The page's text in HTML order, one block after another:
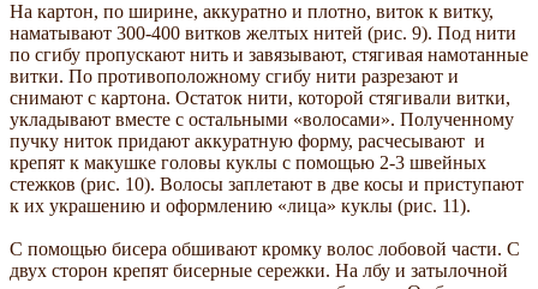
На картон, по ширине, аккуратно и плотно, виток к витку,
наматывают 300-400 витков желтых нитей (рис. 9). Под нити
по сгибу пропускают нить и завязывают, стягивая намотанные
витки. По противоположному сгибу нити разрезают и
снимают с картона. Остаток нити, которой стягивали витки,
укладывают вместе с остальными «волосами». Полученному
пучку ниток придают аккуратную форму, расчесывают и
крепят к макушке головы куклы с помощью 2-3 швейных
стежков (рис. 10). Волосы заплетают в две косы и приступают
к их украшению и оформлению «лица» куклы (рис. 11).
С помощью бисера обшивают кромку волос лобовой части. С
двух сторон крепят бисерные сережки. На лбу и затылочной